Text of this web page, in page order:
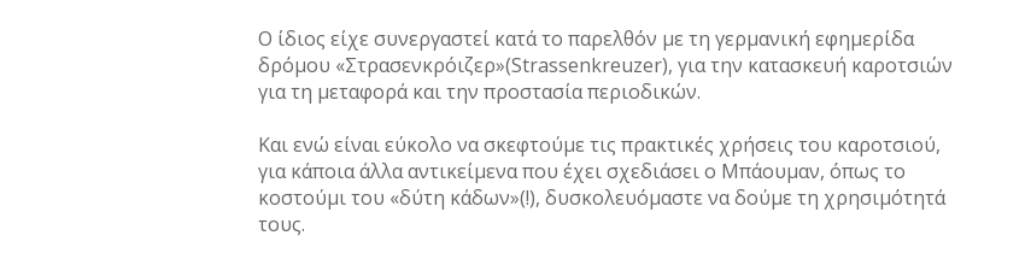
Ο ίδιος είχε συνεργαστεί κατά το παρελθόν µε τη γερµανική εφηµερίδα
δρόµου «Στρασενκρόιζερ»(Strassenkreuzer), για την κατασκευή καροτσιών
για τη µεταφορά και την προστασία περιοδικών.
Και ενώ είναι εύκολο να σκεφτούµε τις πρακτικές χρήσεις του καροτσιού,
για κάποια άλλα αντικείµενα που έχει σχεδιάσει ο Μπάουµαν, όπως το
κοστούµι του «δύτη κάδων»(!), δυσκολευόµαστε να δούµε τη χρησιµότητά
τους.